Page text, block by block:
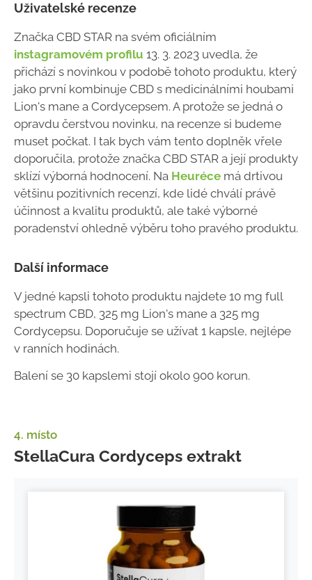
Uživatelské recenze
Značka CBD STAR na svém oficiálním
instagramovém profilu 13. 3. 2023 uvedla, že
přichází s novinkou v podobě tohoto produktu, který
jako první kombinuje CBD s medicinálními houbami
Lion's mane a Cordycepsem. A protože se jedná o
opravdu čerstvou novinku, na recenze si budeme
muset počkat. I tak bych vám tento doplněk vřele
doporučila, protože značka CBD STAR a její produkty
sklízí výborná hodnocení. Na Heuréce má drtivou
většinu pozitivních recenzí, kde lidé chválí právě
účinnost a kvalitu produktů, ale také výborné
poradenství ohledně výběru toho pravého produktu.
Další informace
V jedné kapsli tohoto produktu najdete 10 mg full
spectrum CBD, 325 mg Lion's mane a 325 mg
Cordycepsu. Doporučuje se užívat 1 kapsle, nejlépe
v ranních hodinách.
Balení se 30 kapslemi stojí okolo 900 korun.
4. místo
StellaCura Cordyceps extrakt